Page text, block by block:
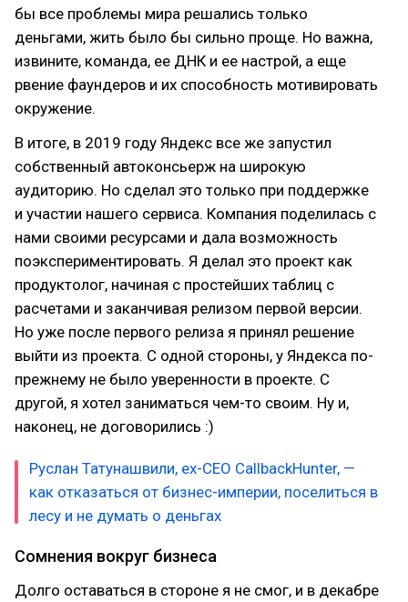
бы все проблемы мира решались только
деньгами, жить было бы сильно проще. Но важна,
извините, команда, ее ДНК и ее настрой, а еще
рвение фаундеров и их способность мотивировать
окружение.
В итоге, в 2019 году Яндекс все же запустил
собственный автоконсьерж на широкую
аудиторию. Но сделал это только при поддержке
и участии нашего сервиса. Компания поделилась с
нами своими ресурсами и дала возможность
поэкспериментировать. Я делал это проект как
продуктолог, начиная с простейших таблиц с
расчетами и заканчивая релизом первой версии.
Но уже после первого релиза я принял решение
выйти из проекта. С одной стороны, у Яндекса по-
прежнему не было уверенности в проекте. С
другой, я хотел заниматься чем-то своим. Ну и,
наконец, не договорились :)
Руслан Татунашвили, ex-CEO CallbackHunter, —
как отказаться от бизнес-империи, поселиться в
лесу и не думать о деньгах
Сомнения вокруг бизнеса
Долго оставаться в стороне я не смог, и в декабре